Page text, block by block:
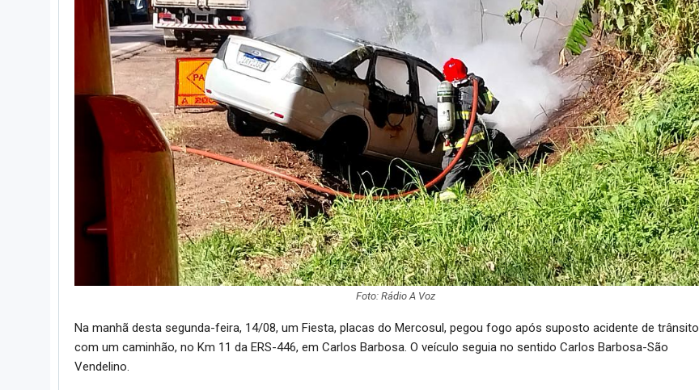
Foto: Rádio A Voz
Na manhã desta segunda-feira, 14/08, um Fiesta, placas do Mercosul, pegou fogo após suposto acidente de trânsito
com um caminhão, no Km 11 da ERS-446, em Carlos Barbosa. O veículo seguia no sentido Carlos Barbosa-São
Vendelino.